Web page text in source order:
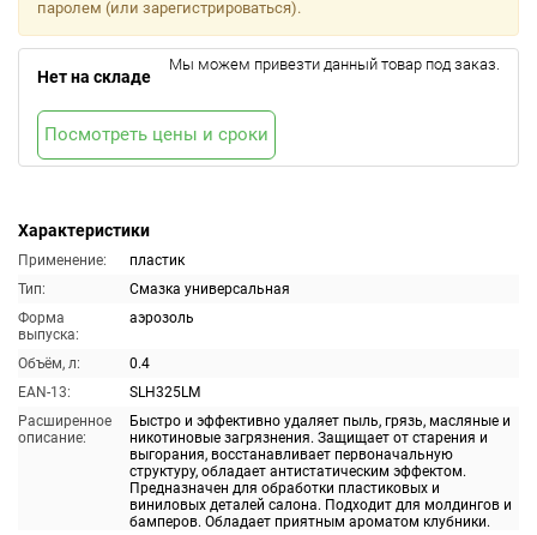
Характеристики
Применение:
пластик
Тип:
Смазка универсальная
Форма
выпуска:
аэрозоль
Объём, л:
0.4
EAN-13:
SLH325LM
Расширенное
описание:
Быстро и эффективно удаляет пыль, грязь, масляные и
никотиновые загрязнения. Защищает от старения и
выгорания, восстанавливает первоначальную
структуру, обладает антистатическим эффектом.
Предназначен для обработки пластиковых и
виниловых деталей салона. Подходит для молдингов и
бамперов. Обладает приятным ароматом клубники.
паролем (или зарегистрироваться).
Нет на складе
Мы можем привезти данный товар под заказ.
Посмотреть цены и сроки